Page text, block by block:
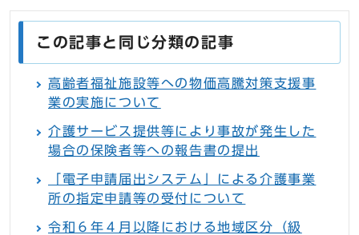
この記事と同じ分類の記事
高齢者福祉施設等への物価高騰対策支援事
業の実施について
介護サービス提供等により事故が発生した
場合の保険者等への報告書の提出
「電子申請届出システム」による介護事業
所の指定申請等の受付について
令和６年４月以降における地域区分（級